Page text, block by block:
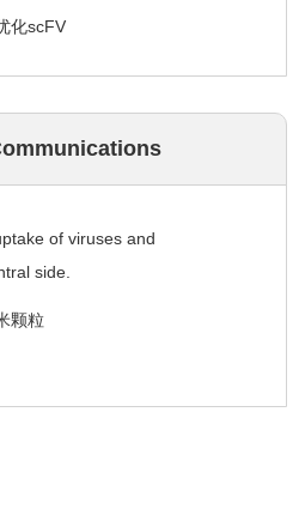
化scFV
of viruses and
side.
颗粒